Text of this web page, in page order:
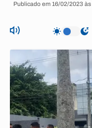
Publicado em 16/02/2023